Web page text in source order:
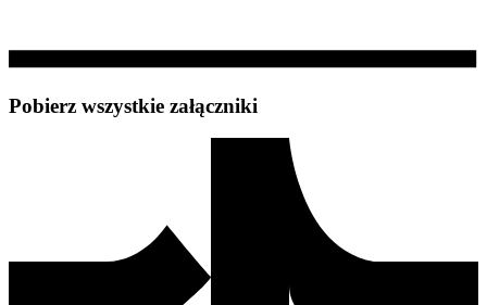
Pobierz wszystkie załączniki